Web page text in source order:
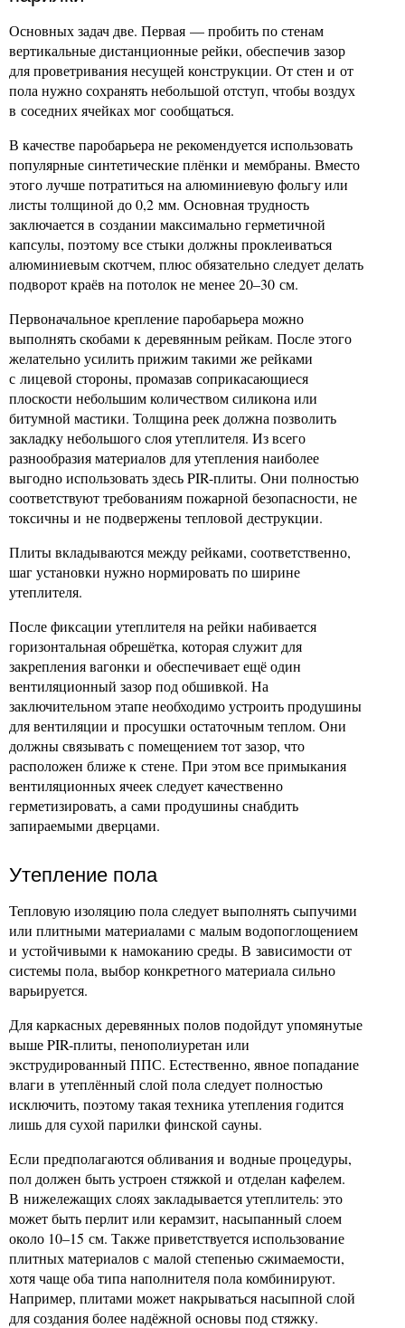
Основных задач две. Первая — пробить по стенам
вертикальные дистанционные рейки, обеспечив зазор
для проветривания несущей конструкции. От стен и от
пола нужно сохранять небольшой отступ, чтобы воздух
в соседних ячейках мог сообщаться.
В качестве паробарьера не рекомендуется использовать
популярные синтетические плёнки и мембраны. Вместо
этого лучше потратиться на алюминиевую фольгу или
листы толщиной до 0,2 мм. Основная трудность
заключается в создании максимально герметичной
капсулы, поэтому все стыки должны проклеиваться
алюминиевым скотчем, плюс обязательно следует делать
подворот краёв на потолок не менее 20–30 см.
Первоначальное крепление паробарьера можно
выполнять скобами к деревянным рейкам. После этого
желательно усилить прижим такими же рейками
с лицевой стороны, промазав соприкасающиеся
плоскости небольшим количеством силикона или
битумной мастики. Толщина реек должна позволить
закладку небольшого слоя утеплителя. Из всего
разнообразия материалов для утепления наиболее
выгодно использовать здесь PIR-плиты. Они полностью
соответствуют требованиям пожарной безопасности, не
токсичны и не подвержены тепловой деструкции.
Плиты вкладываются между рейками, соответственно,
шаг установки нужно нормировать по ширине
утеплителя.
После фиксации утеплителя на рейки набивается
горизонтальная обрешётка, которая служит для
закрепления вагонки и обеспечивает ещё один
вентиляционный зазор под обшивкой. На
заключительном этапе необходимо устроить продушины
для вентиляции и просушки остаточным теплом. Они
должны связывать с помещением тот зазор, что
расположен ближе к стене. При этом все примыкания
вентиляционных ячеек следует качественно
герметизировать, а сами продушины снабдить
запираемыми дверцами.
Утепление пола
Тепловую изоляцию пола следует выполнять сыпучими
или плитными материалами с малым водопоглощением
и устойчивыми к намоканию среды. В зависимости от
системы пола, выбор конкретного материала сильно
варьируется.
Для каркасных деревянных полов подойдут упомянутые
выше PIR-плиты, пенополиуретан или
экструдированный ППС. Естественно, явное попадание
влаги в утеплённый слой пола следует полностью
исключить, поэтому такая техника утепления годится
лишь для сухой парилки финской сауны.
Если предполагаются обливания и водные процедуры,
пол должен быть устроен стяжкой и отделан кафелем.
В нижележащих слоях закладывается утеплитель: это
может быть перлит или керамзит, насыпанный слоем
около 10–15 см. Также приветствуется использование
плитных материалов с малой степенью сжимаемости,
хотя чаще оба типа наполнителя пола комбинируют.
Например, плитами может накрываться насыпной слой
для создания более надёжной основы под стяжку.